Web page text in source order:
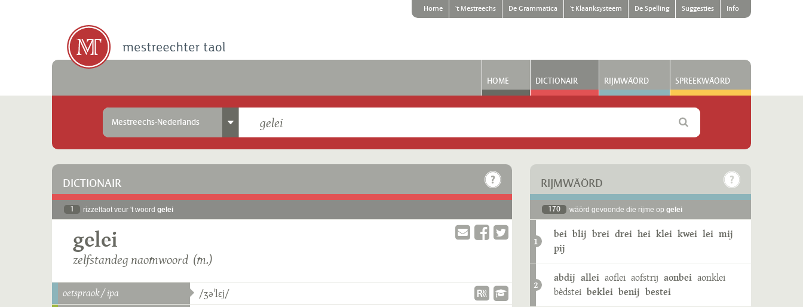
Home 't Mestreechs De Grammatica 't Klaanksysteem De Spelling Suggesties Info
HOME DICTIONAIR RIJMWÄÖRD SPREEKWÄÖRD
Mestreechs-Nederlands
DICTIONAIR
1 rizzeltaot veur 't woord gelei
gelei
zelfstandeg naomwoord (m.)
oetspraok / ipa /ʒəˈlɛj/
RIJMWÄÖRD
170 wäörd gevoonde die rijme op gelei
1
bei blij brei drei hei klei kwei lei mij
pij
2
abdij allei aoflei aofstrij aonbei aonklei
bèdstei beklei benij bestei